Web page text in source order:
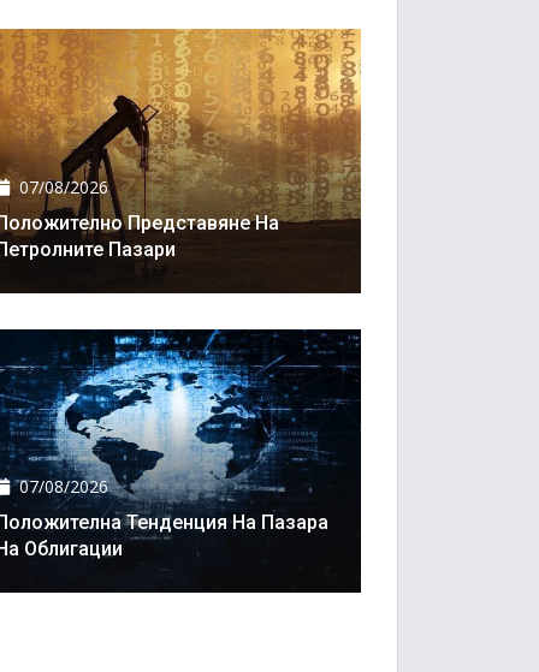
07/08/2026
Представяне На
Пазари
07/08/2026
Тенденция На Пазара
Облигации